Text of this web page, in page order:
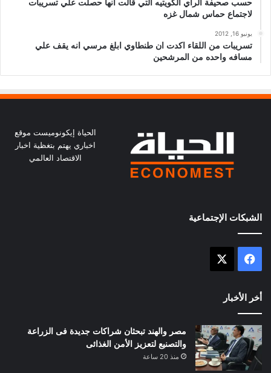
حسب صحيفة الراي الكويتيه التي قالت انها حصلت علي تسريبات
لاجتماع حماس شمال غزه
يونيو 16, 2012
تسريبات من اللقاء اكدت ان طنطاوي ابلغ مرسي انه يقف علي
مسافه واحده من المرشحين
الحياة إيكونوميست موقع
اخباري يهتم بتغظية اخبار
الاقتصاد العالمي
الشبكات الإجتماعية
فيسبوك
أخر الأخبار
مصر والهند تبحثان شراكات جديدة فى الزراعة
والتصنيع لتعزيز الأمن الغذائى
منذ 20 ساعة